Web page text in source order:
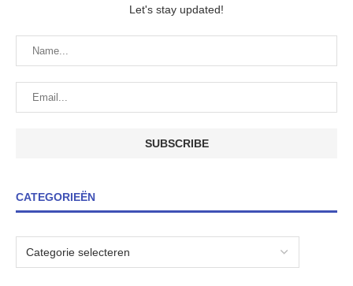
Let's stay updated!
CATEGORIEËN